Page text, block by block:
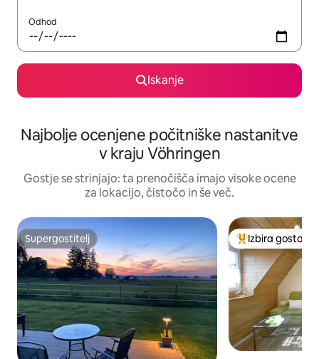
Odhod
Iskanje
Najbolje ocenjene počitniške nastanitve
v kraju Vöhringen
Gostje se strinjajo: ta prenočišča imajo visoke ocene
za lokacijo, čistočo in še več.
Supergostitelj
Supergostitelj Najbolj
Izbira gostov